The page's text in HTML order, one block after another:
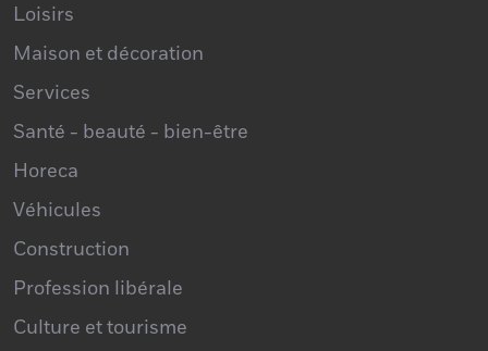
Loisirs
Maison et décoration
Services
Santé - beauté - bien-être
Horeca
Véhicules
Construction
Profession libérale
Culture et tourisme